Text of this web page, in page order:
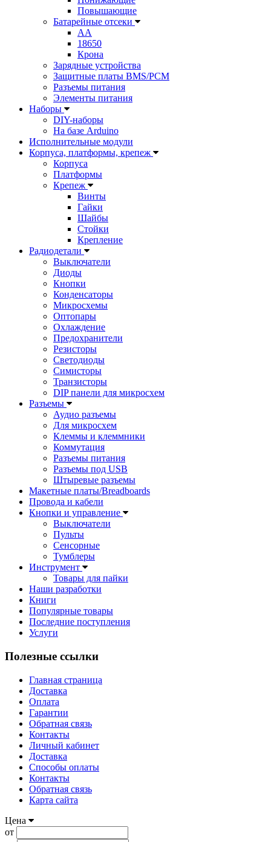
Повышающие
Батарейные отсеки
AA
18650
Крона
Зарядные устройства
Защитные платы BMS/PCM
Разъемы питания
Элементы питания
Наборы
DIY-наборы
На базе Arduino
Исполнительные модули
Корпуса, платформы, крепеж
Корпуса
Платформы
Крепеж
Винты
Гайки
Шайбы
Стойки
Крепление
Радиодетали
Выключатели
Диоды
Кнопки
Конденсаторы
Микросхемы
Оптопары
Охлаждение
Предохранители
Резисторы
Светодиоды
Симисторы
Транзисторы
DIP панели для микросхем
Разъемы
Аудио разъемы
Для микросхем
Клеммы и клеммники
Коммутация
Разъемы питания
Разъемы под USB
Штыревые разъемы
Макетные платы/Breadboards
Провода и кабели
Кнопки и управление
Выключатели
Пульты
Сенсорные
Тумблеры
Инструмент
Товары для пайки
Наши разработки
Книги
Популярные товары
Последние поступления
Услуги
Полезные ссылки
Главная страница
Доставка
Оплата
Гарантии
Обратная связь
Контакты
Личный кабинет
Доставка
Способы оплаты
Контакты
Обратная связь
Карта сайта
Цена
от